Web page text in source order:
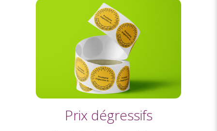
Prix dégressifs